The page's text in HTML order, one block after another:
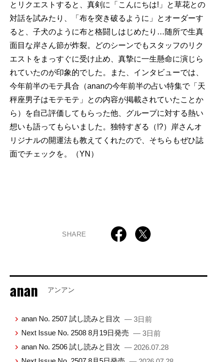
とリクエストすると、真剣に「こんにちは!」と草花との
対話を試みたり、「布を突き破るように」とオーダーす
ると、子犬のように布と格闘しはじめたり…随所で生真
面目な岸さん節が炸裂。どのシーンでもスタッフのリク
エストをまっすぐに受け止め、真摯に一生懸命に演じら
れていたのが印象的でした。また、インタビューでは、
今年前半のモテ具合（ananの今年前半の占い特集で「天
秤座男子はモテモテ」との内容が掲載されていたことか
ら）を自己評価してもらった他、グループに対する熱い
想いも語ってもらいました。独特すぎる（!?）岸さんオ
リジナルの開運法も教えてくれたので、そちらもぜひ誌
面でチェックを。（YN）
SHARE
anan アンアン
anan No. 2507 試し読みと目次 — 3日前
Next Issue No. 2508 8月19日発売 — 3日前
anan No. 2506 試し読みと目次 — 2026.07.28